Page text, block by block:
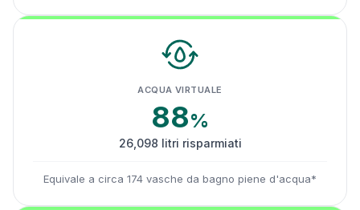
ACQUA VIRTUALE
88%
26,098 litri risparmiati
Equivale a circa 174 vasche da bagno piene d'acqua*